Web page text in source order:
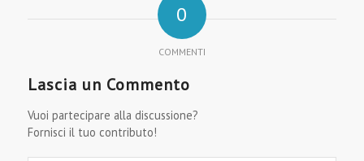
0
COMMENTI
Lascia un Commento
Vuoi partecipare alla discussione?
Fornisci il tuo contributo!